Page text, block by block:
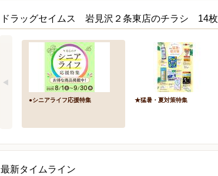
ドラッグセイムス 岩見沢２条東店のチラシ 14枚
●シニアライフ応援特集 ★猛暑・夏対策特集
最新タイムライン